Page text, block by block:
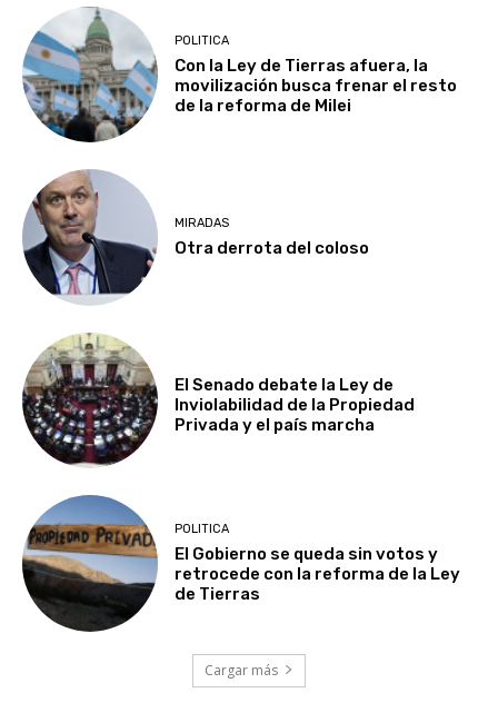
POLITICA
Con la Ley de Tierras afuera, la
movilización busca frenar el resto
de la reforma de Milei
MIRADAS
Otra derrota del coloso
El Senado debate la Ley de
Inviolabilidad de la Propiedad
Privada y el país marcha
POLITICA
El Gobierno se queda sin votos y
retrocede con la reforma de la Ley
de Tierras
Cargar más